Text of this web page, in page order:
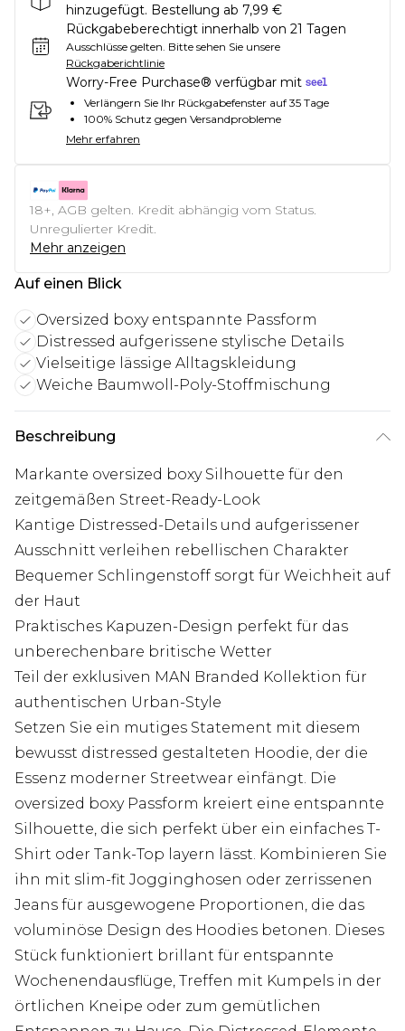
hinzugefügt. Bestellung ab 7,99 €
Rückgabeberechtigt innerhalb von 21 Tagen
Ausschlüsse gelten. Bitte sehen Sie unsere
Rückgaberichtlinie
Worry-Free Purchase® verfügbar mit
Verlängern Sie Ihr Rückgabefenster auf 35 Tage
100% Schutz gegen Versandprobleme
Mehr erfahren
18+, AGB gelten. Kredit abhängig vom Status.
Unregulierter Kredit.
Mehr anzeigen
Auf einen Blick
Oversized boxy entspannte Passform
Distressed aufgerissene stylische Details
Vielseitige lässige Alltagskleidung
Weiche Baumwoll-Poly-Stoffmischung
Beschreibung
Markante oversized boxy Silhouette für den
zeitgemäßen Street-Ready-Look
Kantige Distressed-Details und aufgerissener
Ausschnitt verleihen rebellischen Charakter
Bequemer Schlingenstoff sorgt für Weichheit auf
der Haut
Praktisches Kapuzen-Design perfekt für das
unberechenbare britische Wetter
Teil der exklusiven MAN Branded Kollektion für
authentischen Urban-Style
Setzen Sie ein mutiges Statement mit diesem
bewusst distressed gestalteten Hoodie, der die
Essenz moderner Streetwear einfängt. Die
oversized boxy Passform kreiert eine entspannte
Silhouette, die sich perfekt über ein einfaches T-
Shirt oder Tank-Top layern lässt. Kombinieren Sie
ihn mit slim-fit Jogginghosen oder zerrissenen
Jeans für ausgewogene Proportionen, die das
voluminöse Design des Hoodies betonen. Dieses
Stück funktioniert brillant für entspannte
Wochenendausflüge, Treffen mit Kumpels in der
örtlichen Kneipe oder zum gemütlichen